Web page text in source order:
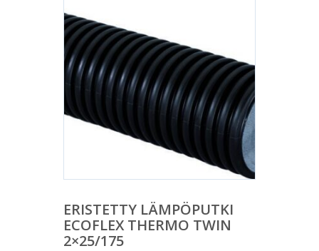
ERISTETTY LÄMPÖPUTKI
ECOFLEX THERMO TWIN
2×25/175